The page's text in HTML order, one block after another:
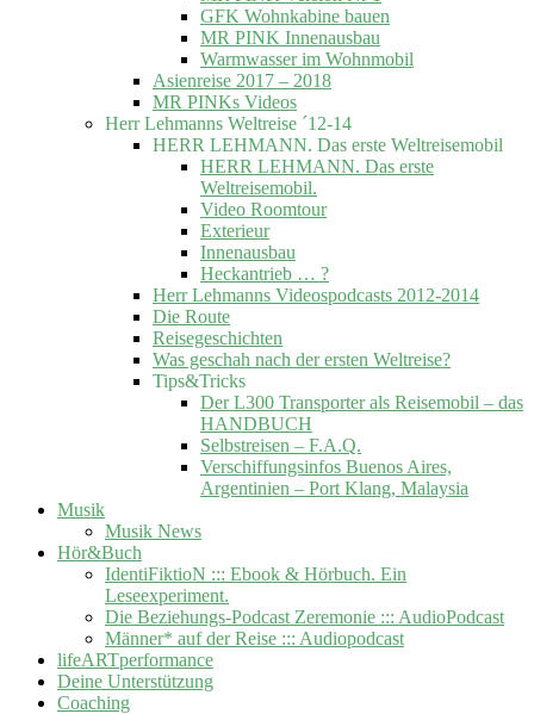
GFK Wohnkabine bauen
MR PINK Innenausbau
Warmwasser im Wohnmobil
Asienreise 2017 – 2018
MR PINKs Videos
Herr Lehmanns Weltreise ´12-14
HERR LEHMANN. Das erste Weltreisemobil
HERR LEHMANN. Das erste
Weltreisemobil.
Video Roomtour
Exterieur
Innenausbau
Heckantrieb … ?
Herr Lehmanns Videospodcasts 2012-2014
Die Route
Reisegeschichten
Was geschah nach der ersten Weltreise?
Tips&Tricks
Der L300 Transporter als Reisemobil – das
HANDBUCH
Selbstreisen – F.A.Q.
Verschiffungsinfos Buenos Aires,
Argentinien – Port Klang, Malaysia
Musik
Musik News
Hör&Buch
IdentiFiktioN ::: Ebook & Hörbuch. Ein
Leseexperiment.
Die Beziehungs-Podcast Zeremonie ::: AudioPodcast
Männer* auf der Reise ::: Audiopodcast
lifeARTperformance
Deine Unterstützung
Coaching